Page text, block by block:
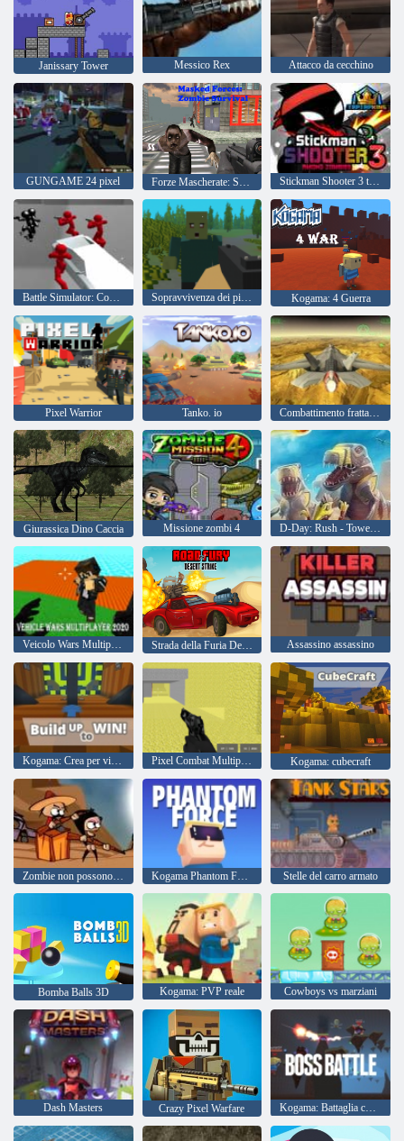
Janissary Tower Messico Rex Attacco da cecchino
GUNGAME 24 pixel Forze Mascherate: Sopravvivenza Zombie Stickman Shooter 3 tra i mostri
Sopravvivenza dei pixel Kogama: 4 Guerra
Pixel Warrior Tanko. io Combattimento frattale X
Giurassica Dino Caccia Missione zombi 4 D-Day: Rush - Tower Defense
Strada della Furia Desert Strike Assassino assassino
Pixel Combat Multiplayer Kogama: cubecraft
Zombie non possono saltare Kogama Phantom Force Stelle del carro armato
Bomba Balls 3D Kogama: PVP reale Cowboys vs marziani
Dash Masters Crazy Pixel Warfare